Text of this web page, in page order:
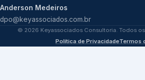
Anderson Medeiros
dpo@keyassociados.com.br
© 2026 Keyassociados Consultoria. Todos
Política de PrivacidadeTermos